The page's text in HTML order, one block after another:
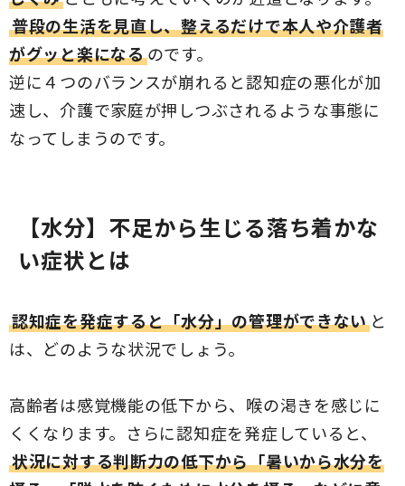
普段の生活を見直し、整えるだけで本人や介護者
がグッと楽になるのです。
逆に４つのバランスが崩れると認知症の悪化が加
速し、介護で家庭が押しつぶされるような事態に
なってしまうのです。
【水分】不足から生じる落ち着かな
い症状とは
認知症を発症すると「水分」の管理ができない と
は、どのような状況でしょう。
高齢者は感覚機能の低下から、喉の渇きを感じに
くくなります。さらに認知症を発症していると、
状況に対する判断力の低下から「暑いから水分を